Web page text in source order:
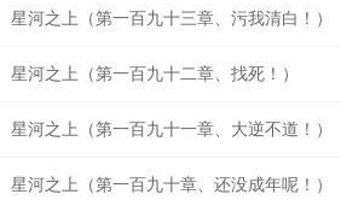
星河之上（第一百九十三章、污我清白！）
星河之上（第一百九十二章、找死！）
星河之上（第一百九十一章、大逆不道！）
星河之上（第一百九十章、还没成年呢！）